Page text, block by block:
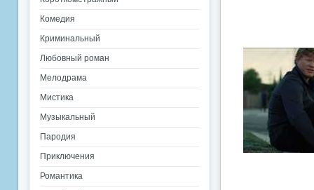
Комедия
Криминальный
Любовный роман
Мелодрама
Мистика
Музыкальный
Пародия
Приключения
Романтика